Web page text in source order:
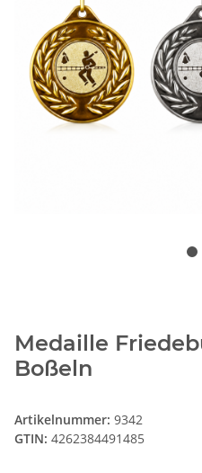
Medaille
Boßeln
Artikelnummer: 9342
GTIN: 4262384491485